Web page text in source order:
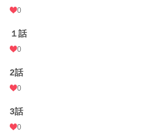
月間ポイント
年間ポイント
累計ポイント
0
１話
0
2話
0
3話
0